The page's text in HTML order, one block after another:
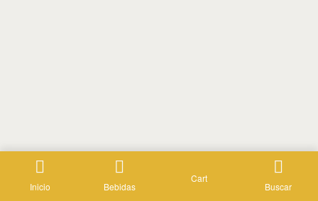
Inicio Bebidas
Cart
Buscar